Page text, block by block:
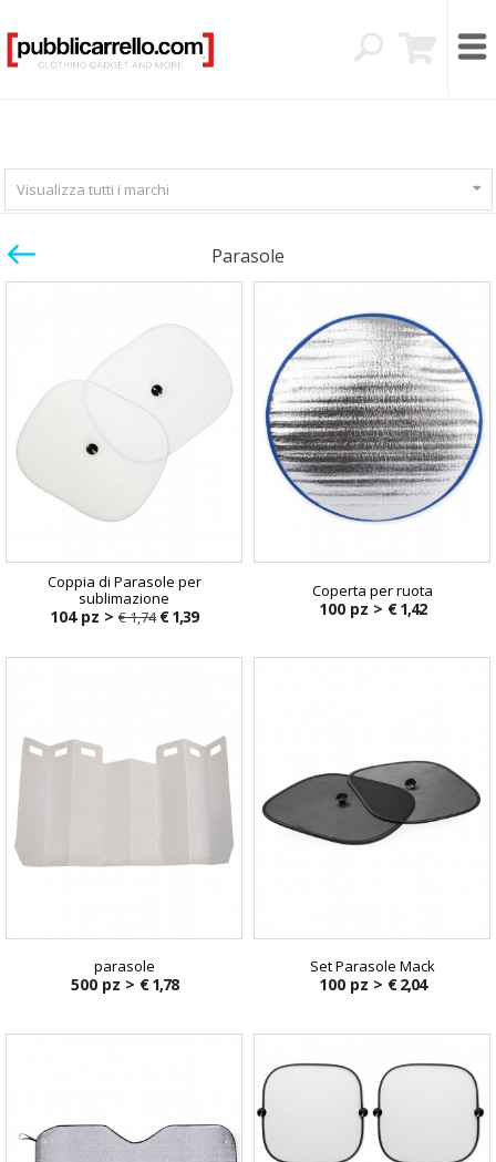
Visualizza tutti i marchi
Parasole
Coppia di Parasole per
sublimazione
104 pz > € 1,74 € 1,39
Coperta per ruota
100 pz > € 1,42
parasole
500 pz > € 1,78
Set Parasole Mack
100 pz > € 2,04